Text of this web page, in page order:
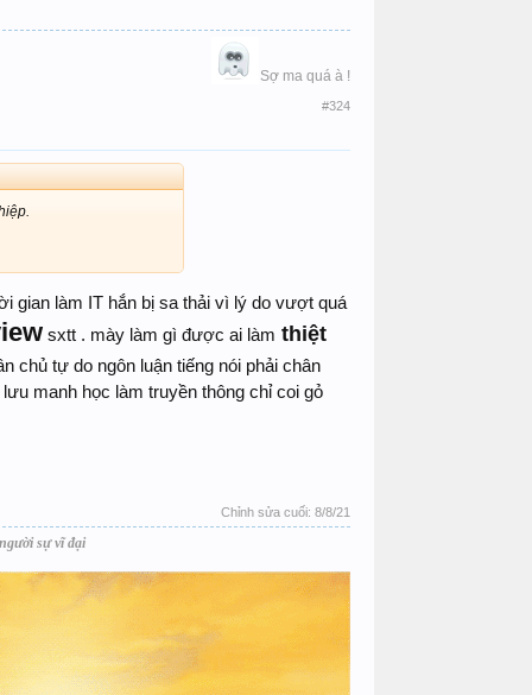
Sợ ma quá à !​
#324
gian làm IT hắn bị sa thải vì lý do vượt quá
sxtt . mày làm gì được ai làm thiệt
chủ tự do ngôn luận tiếng nói phải chân
manh học làm truyền thông chỉ coi gỏ
Chỉnh sửa cuối: 8/8/21
sự vĩ đại